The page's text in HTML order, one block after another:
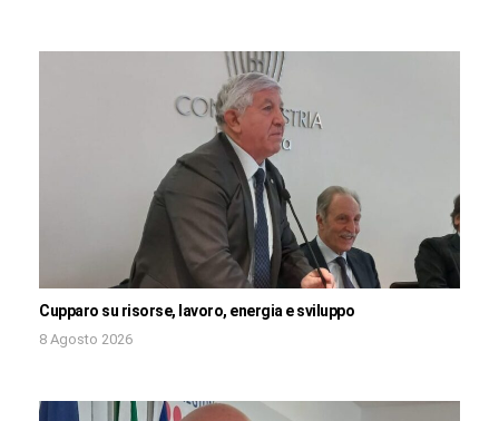
Cupparo su risorse, lavoro, energia e sviluppo
8 Agosto 2026